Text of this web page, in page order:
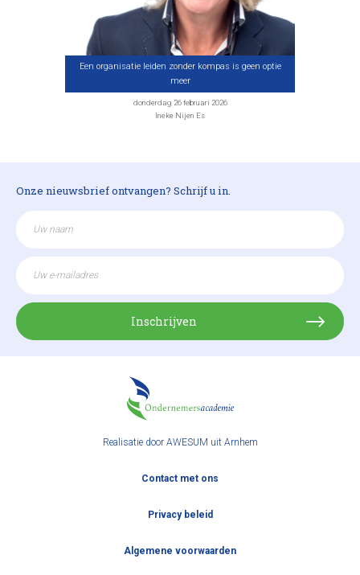
Een organisatie leiden zonder kompas is geen optie
meer
donderdag 26 februari 2026
Ineke Nijen Es
Onze nieuwsbrief ontvangen? Schrijf u in.
Inschrijven
Realisatie door AWESUM uit Arnhem
Contact met ons
Privacy beleid
Algemene voorwaarden